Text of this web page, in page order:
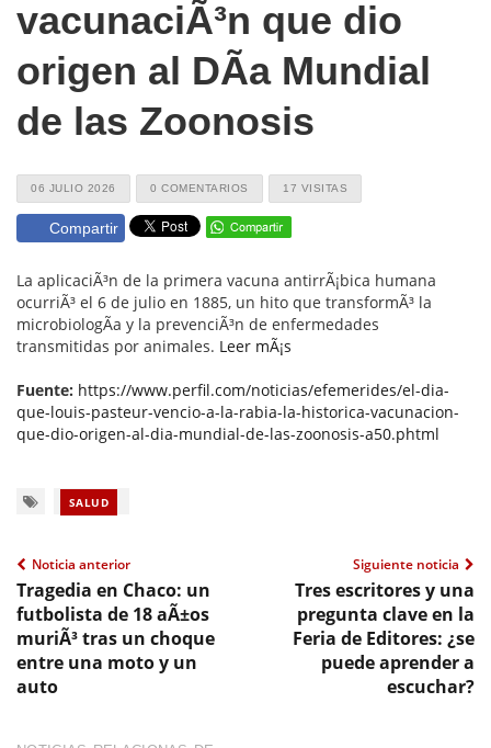
vacunaciÃ³n que dio
origen al DÃ­a Mundial
de las Zoonosis
06 JULIO 2026 0 COMENTARIOS 17 VISITAS
Compartir
La aplicaciÃ³n de la primera vacuna antirrÃ¡bica humana
ocurriÃ³ el 6 de julio en 1885, un hito que transformÃ³ la
microbiologÃ­a y la prevenciÃ³n de enfermedades
transmitidas por animales. Leer mÃ¡s
Fuente: https://www.perfil.com/noticias/efemerides/el-dia-
que-louis-pasteur-vencio-a-la-rabia-la-historica-vacunacion-
que-dio-origen-al-dia-mundial-de-las-zoonosis-a50.phtml
SALUD
Noticia anterior
Tragedia en Chaco: un
futbolista de 18 aÃ±os
muriÃ³ tras un choque
entre una moto y un
auto
Siguiente noticia
Tres escritores y una
pregunta clave en la
Feria de Editores: ¿se
puede aprender a
escuchar?